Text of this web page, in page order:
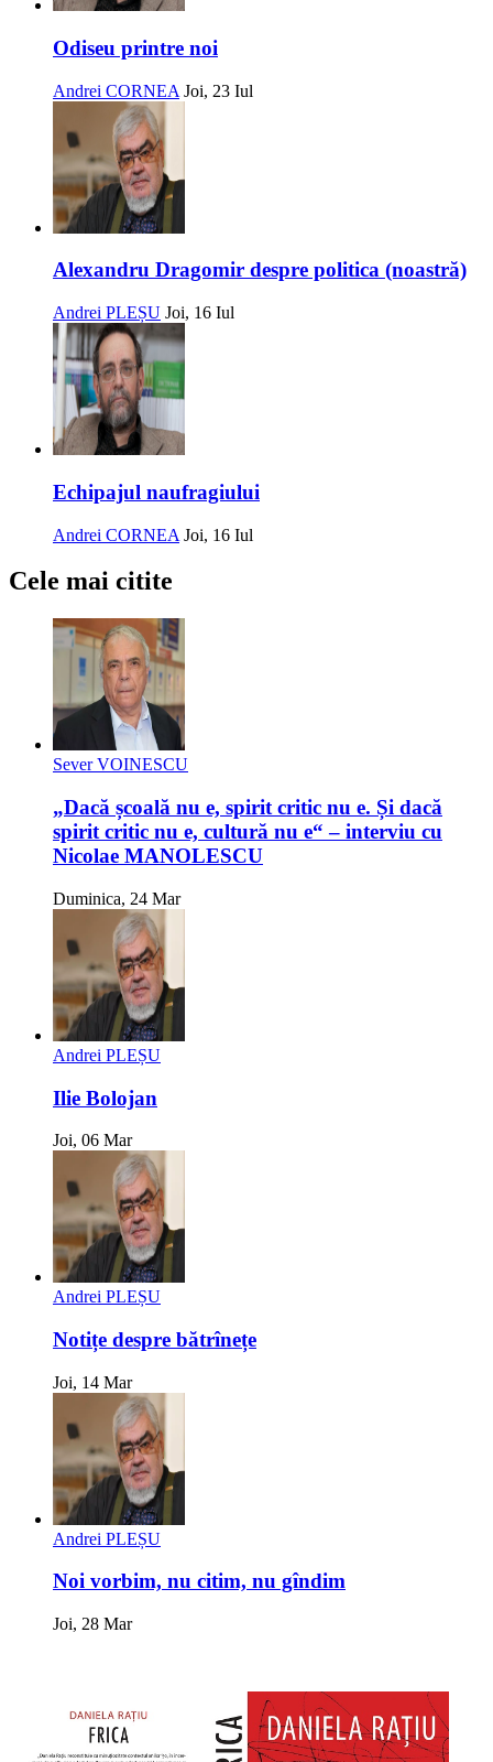
Odiseu printre noi
Andrei CORNEA Joi, 23 Iul
Alexandru Dragomir despre politica (noastră)
Andrei PLEȘU Joi, 16 Iul
Echipajul naufragiului
Andrei CORNEA Joi, 16 Iul
Cele mai citite
Sever VOINESCU
„Dacă școală nu e, spirit critic nu e. Și dacă
spirit critic nu e, cultură nu e“ – interviu cu
Nicolae MANOLESCU
Duminica, 24 Mar
Andrei PLEȘU
Ilie Bolojan
Joi, 06 Mar
Andrei PLEȘU
Notițe despre bătrînețe
Joi, 14 Mar
Andrei PLEȘU
Noi vorbim, nu citim, nu gîndim
Joi, 28 Mar